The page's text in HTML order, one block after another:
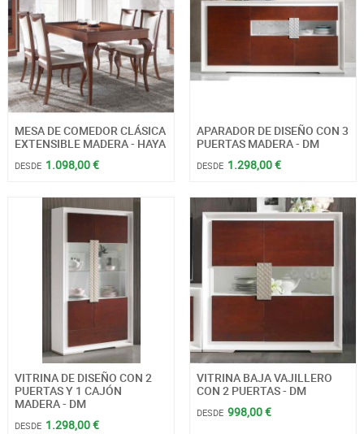
MESA DE COMEDOR CLÁSICA
EXTENSIBLE MADERA - HAYA
DESDE 1.098,00 €
APARADOR DE DISEÑO CON 3
PUERTAS MADERA - DM
DESDE 1.298,00 €
VITRINA DE DISEÑO CON 2
PUERTAS Y 1 CAJÓN
MADERA - DM
DESDE 1.298,00 €
VITRINA BAJA VAJILLERO
CON 2 PUERTAS - DM
DESDE 998,00 €